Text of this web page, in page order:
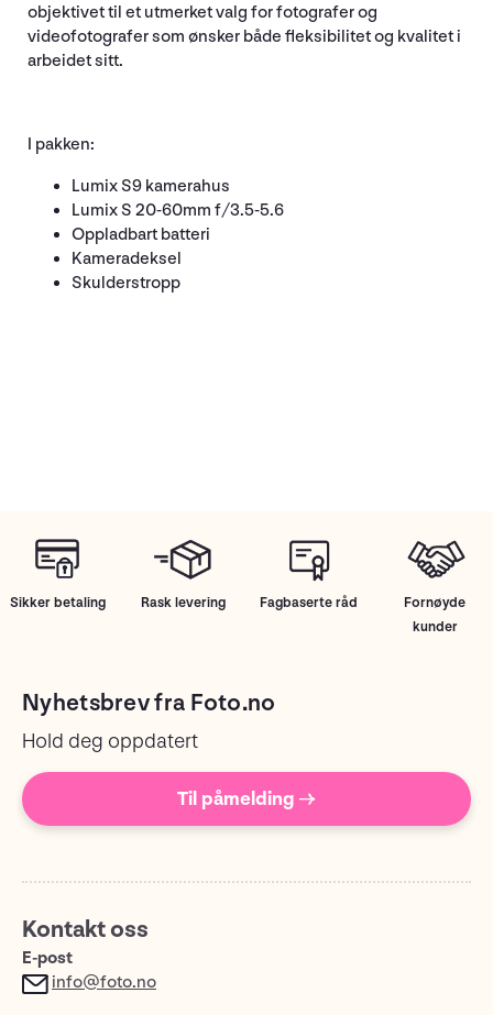
objektivet til et utmerket valg for fotografer og
videofotografer som ønsker både fleksibilitet og kvalitet i
arbeidet sitt.
I pakken:
Lumix S9 kamerahus
Lumix S 20-60mm f/3.5-5.6
Oppladbart batteri
Kameradeksel
Skulderstropp
Sikker betaling Rask levering Fagbaserte råd
Fornøyde
kunder
Nyhetsbrev fra Foto.no
Hold deg oppdatert
Til påmelding →
Kontakt oss
E-post
info@foto.no